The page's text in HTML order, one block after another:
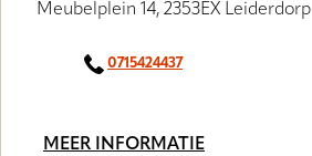
Meubelplein 14, 2353EX Leiderdorp
0715424437
MEER INFORMATIE